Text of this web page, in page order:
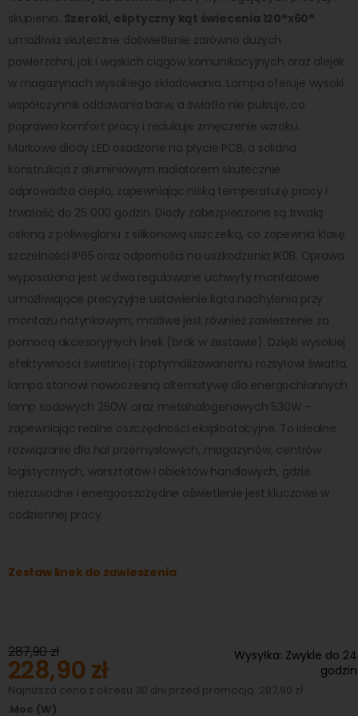
skupienia. Szeroki, eliptyczny kąt świecenia 120°x60°
umożliwia skuteczne doświetlenie zarówno dużych
powierzchni, jak i wąskich ciągów komunikacyjnych oraz alejek
w magazynach wysokiego składowania. Lampa oferuje wysoki
współczynnik oddawania barw, a światło nie pulsuje, co
poprawia komfort pracy i redukuje zmęczenie wzroku.
Markowe diody LED osadzone na płycie PCB, a solidna
konstrukcja z aluminiowym radiatorem skutecznie
odprowadza ciepło, zapewniając niską temperaturę pracy i
trwałość do 25 000 godzin. Diody zabezpieczone są trwałą
osłoną z poliwęglanu z silikonową uszczelką, co zapewnia klasę
szczelności IP65 oraz odporności na uszkodzenia IK08. Oprawa
wyposażona jest w dwa regulowane uchwyty montażowe
umożliwiające precyzyjne ustawienie kąta nachylenia przy
montażu natynkowym; możliwe jest również zawieszenie za
pomocą akcesoryjnych linek (brak w zestawie). Dzięki wysokiej
efektywności świetlnej i zoptymalizowanemu rozsyłowi światła,
lampa stanowi nowoczesną alternatywę dla energochłonnych
lamp sodowych 250W oraz metahalogenowych 530W –
zapewniając realne oszczędności eksploatacyjne. To idealne
rozwiązanie dla hal przemysłowych, magazynów, centrów
logistycznych, warsztatów i obiektów handlowych, gdzie
niezawodne i energooszczędne oświetlenie jest kluczowe w
codziennej pracy.
Zestaw linek do zawieszenia
287,90 zł
Special
Price
228,90 zł Wysyłka: Zwykle do 24
godzin
Najniższa cena z okresu 30 dni przed promocją: 287,90 zł
Moc (W)